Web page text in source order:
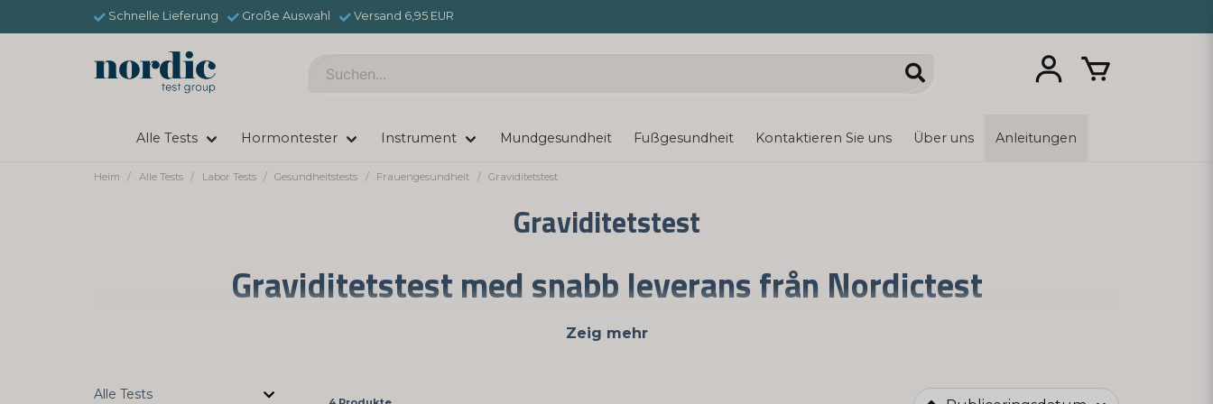
Schnelle Lieferung Große Auswahl Versand 6,95 EUR
Alle Tests Hormontester Instrument Mundgesundheit Fußgesundheit Kontaktieren Sie uns Über uns Anleitungen
Heim Alle Tests Labor Tests Gesundheitstests Frauengesundheit Graviditetstest
Graviditetstest
Graviditetstest med snabb leverans från Nordictest
graviditet är det lätt att bli förvirrad. Till er hjälp finns det ett flertal olika självtester för hemmabruk.
Zeig mehr
Alle Tests